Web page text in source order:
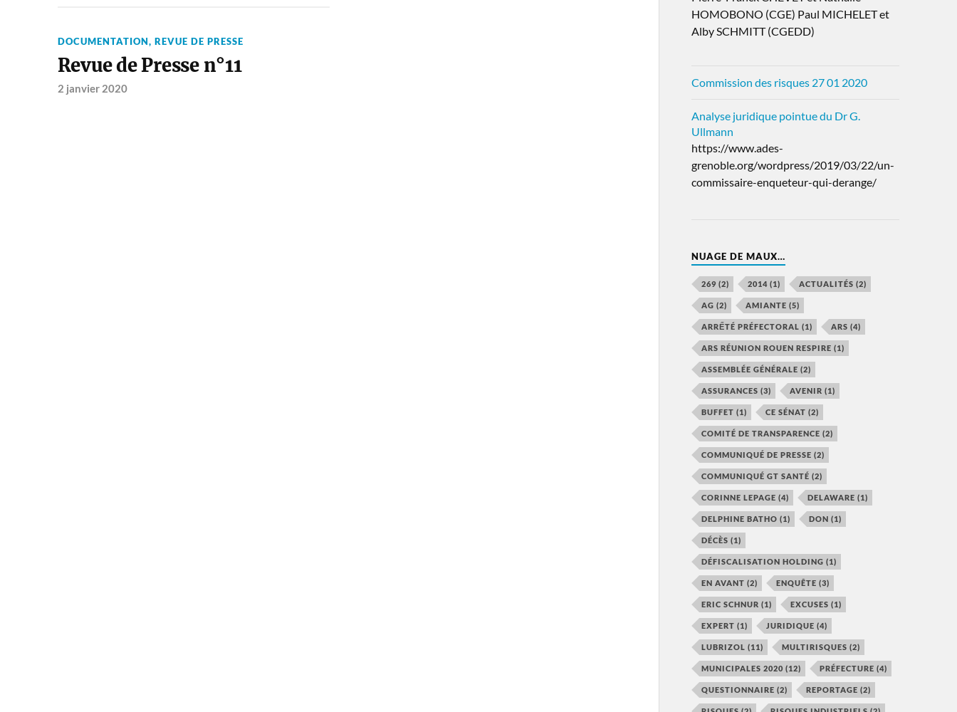
DOCUMENTATION, REVUE DE PRESSE
Revue de Presse n°11
2 janvier 2020
HOMOBONO (CGE) Paul MICHELET et
Alby SCHMITT (CGEDD)
Commission des risques 27 01 2020
Analyse juridique pointue du Dr G.
Ullmann
https://www.ades-
grenoble.org/wordpress/2019/03/22/un-
commissaire-enqueteur-qui-derange/
NUAGE DE MAUX…
269 (2) 2014(1) ACTUALITÉS (2)
AG (2) AMIANTE (5)
ARRẾTÉ PRÉFECTORAL (1) ARS (4)
ARS RÉUNION ROUEN RESPIRE (1)
ASSEMBLÉE GÉNÉRALE (2)
ASSURANCES (3) AVENIR (1)
BUFFET (1) CE SÉNAT (2)
COMITÉ DE TRANSPARENCE (2)
COMMUNIQUÉ DE PRESSE (2)
COMMUNIQUÉ GT SANTÉ (2)
CORINNE LEPAGE (4) DELAWARE (1)
DELPHINE BATHO (1) DON (1)
DÉCÈS (1)
DÉFISCALISATION HOLDING (1)
EN AVANT (2) ENQUÊTE (3)
ERIC SCHNUR (1) EXCUSES (1)
EXPERT (1) JURIDIQUE (4)
LUBRIZOL (11) MULTIRISQUES (2)
MUNICIPALES 2020 (12) PRÉFECTURE (4)
QUESTIONNAIRE (2) REPORTAGE (2)